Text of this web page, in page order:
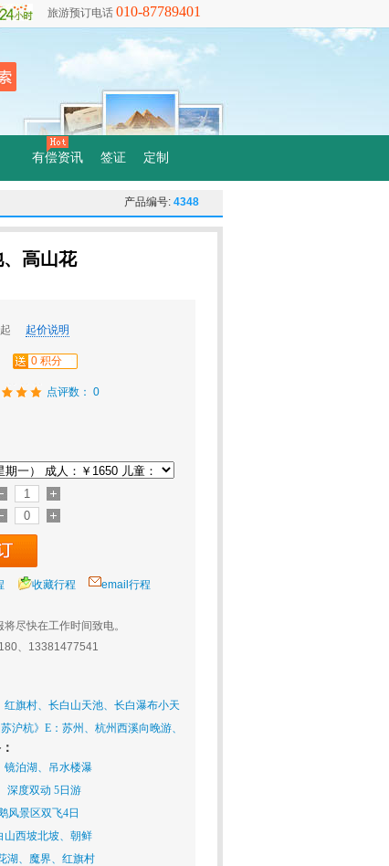
旅游预订电话 010-87789401
有偿资讯 签证 定制
产品编号: 4348
、高山花
起 起价说明
0 积分
点评数： 0
收藏行程
email行程
尽快在工作时间致电。
、13381477541
红旗村、长白山天池、长白瀑布小天
林、镜泊湖、吊水楼瀑布双卧5日
沪杭》E：苏州、杭州西溪向晚游、
塘 双高五日
镜泊湖、吊水楼瀑
深度双动 5日游
风景区双飞4日
山西坡北坡、朝鲜
湖、魔界、红旗村